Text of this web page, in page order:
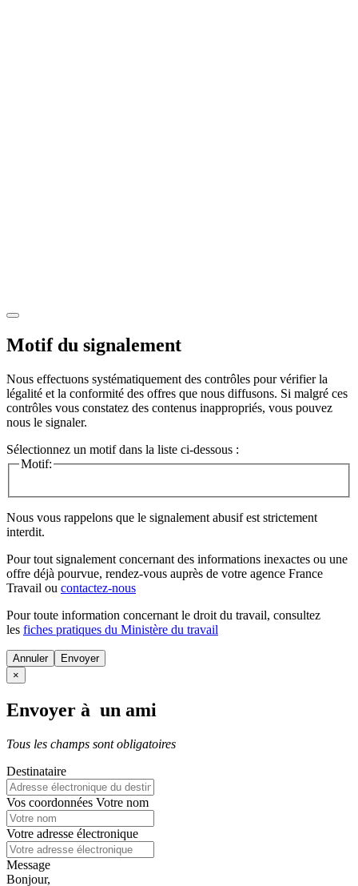
Motif du signalement
Nous effectuons systématiquement des contrôles pour vérifier la
légalité et la conformité des offres que nous diffusons. Si malgré ces
contrôles vous constatez des contenus inappropriés, vous pouvez
nous le signaler.
Sélectionnez un motif dans la liste ci-dessous :
Motif:
Nous vous rappelons que le signalement abusif est strictement
interdit.
Pour tout signalement concernant des informations inexactes ou une
offre déjà pourvue, rendez-vous auprès de votre agence France
Travail ou contactez-nous
Pour toute information concernant le droit du travail, consultez
les fiches pratiques du Ministère du travail
Annuler
×
Envoyer à un ami
Tous les champs sont obligatoires
Destinataire
Vos coordonnées Votre nom
Votre adresse électronique
Message
Bonjour,